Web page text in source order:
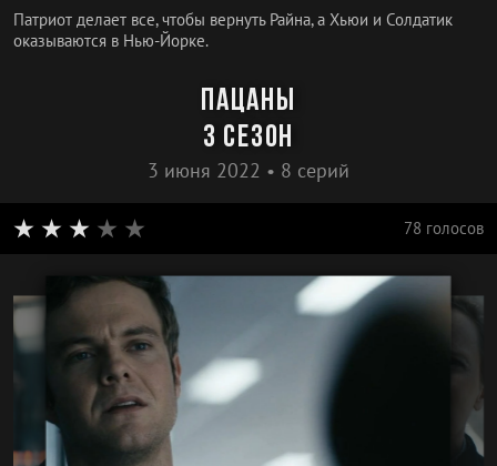
Патриот делает все, чтобы вернуть Райна, а Хьюи и Солдатик
оказываются в Нью-Йорке.
Пацаны
3 сезон
3 июня 2022 • 8 серий
78 голосов